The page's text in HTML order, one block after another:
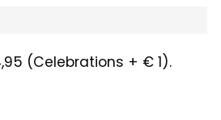
(Celebrations + € 1).